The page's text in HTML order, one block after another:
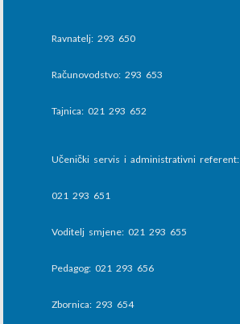
Ravnatelj: 293 650
Računovodstvo: 293 653
Tajnica: 021 293 652
Učenički servis i administrativni referent:
021 293 651
Voditelj smjene: 021 293 655
Pedagog: 021 293 656
Zbornica: 293 654